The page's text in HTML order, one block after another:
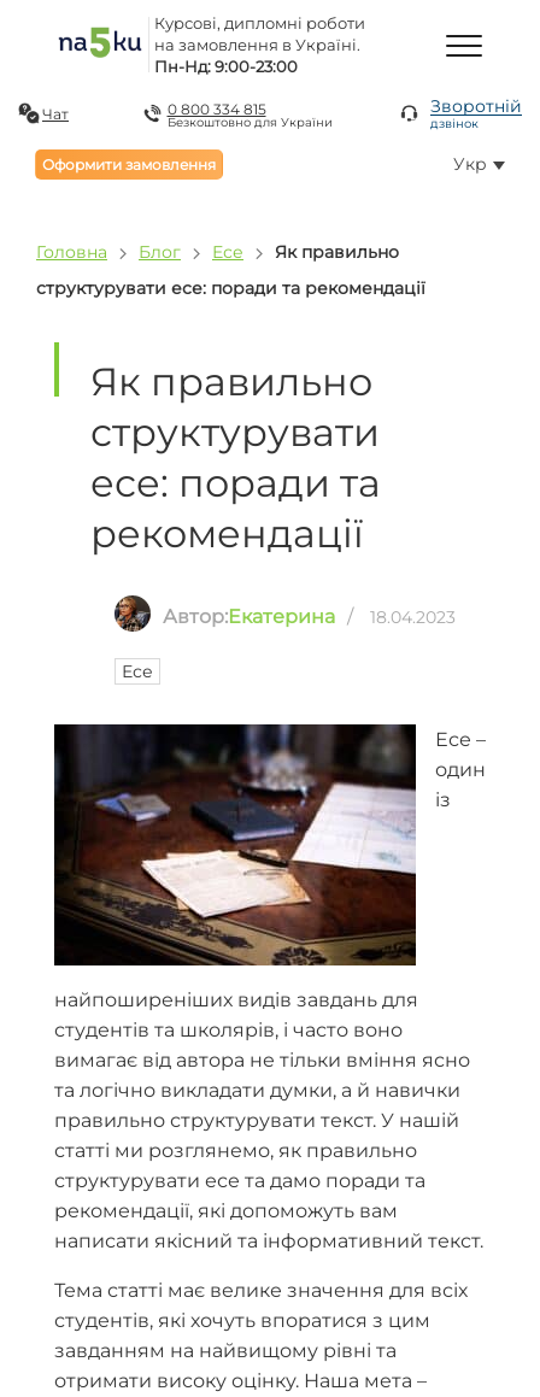
Курсові, дипломні роботи
на замовлення в Україні.
Пн-Нд: 9:00-23:00
Чат 0 800 334 815
Безкоштовно для України
Зворотній
дзвінок
Оформити замовлення Укр
Головна Блог Есе
Як правильно
структурувати есе: поради та рекомендації
Як правильно
структурувати
есе: поради та
рекомендації
Автор:Екатерина / 18.04.2023
Есе
Есе –
один
із
найпоширеніших видів завдань для
студентів та школярів, і часто воно
вимагає від автора не тільки вміння ясно
та логічно викладати думки, а й навички
правильно структурувати текст. У нашій
статті ми розглянемо, як правильно
структурувати есе та дамо поради та
рекомендації, які допоможуть вам
написати якісний та інформативний текст.
Тема статті має велике значення для всіх
студентів, які хочуть впоратися з цим
завданням на найвищому рівні та
отримати високу оцінку. Наша мета –